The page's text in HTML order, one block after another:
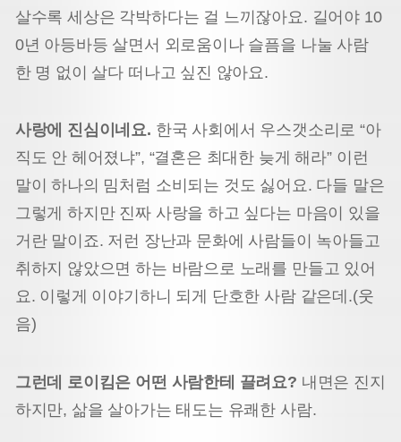
살수록 세상은 각박하다는 걸 느끼잖아요. 길어야 10
0년 아등바등 살면서 외로움이나 슬픔을 나눌 사람
한 명 없이 살다 떠나고 싶진 않아요.
사랑에 진심이네요. 한국 사회에서 우스갯소리로 “아
직도 안 헤어졌냐”, “결혼은 최대한 늦게 해라” 이런
말이 하나의 밈처럼 소비되는 것도 싫어요. 다들 말은
그렇게 하지만 진짜 사랑을 하고 싶다는 마음이 있을
거란 말이죠. 저런 장난과 문화에 사람들이 녹아들고
취하지 않았으면 하는 바람으로 노래를 만들고 있어
요. 이렇게 이야기하니 되게 단호한 사람 같은데.(웃
음)
그런데 로이킴은 어떤 사람한테 끌려요? 내면은 진지
하지만, 삶을 살아가는 태도는 유쾌한 사람.